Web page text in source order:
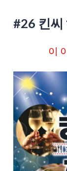
#26 킨씨
이